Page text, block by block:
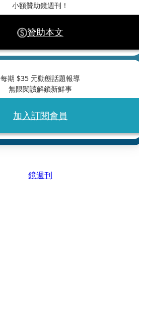
小額贊助鏡週刊！
贊助本文
每期 $35 元動態話題報導
無限閱讀解鎖新鮮事
加入訂閱會員
鏡週刊